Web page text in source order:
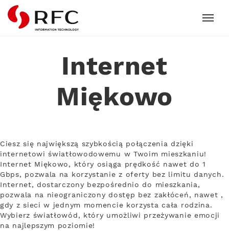
RFC
Internet
Miękowo
Ciesz się największą szybkością połączenia dzięki
internetowi światłowodowemu w Twoim mieszkaniu!
Internet Miękowo, który osiąga prędkość nawet do 1
Gbps, pozwala na korzystanie z oferty bez limitu danych.
Internet, dostarczony bezpośrednio do mieszkania,
pozwala na nieograniczony dostęp bez zakłóceń, nawet ,
gdy z sieci w jednym momencie korzysta cała rodzina.
Wybierz światłowód, który umożliwi przeżywanie emocji
na najlepszym poziomie!